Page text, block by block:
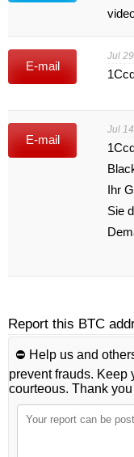
E-mail
Jul
E-mail
Jul
Ihr
Sie
Report this BTC
⛔️ Help us and
prevent frauds. Keep
courteous. Thank